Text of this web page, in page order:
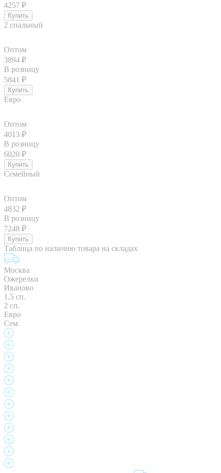
4257 ₽
2 спальный
Оптом
3894 ₽
В розницу
5841 ₽
Евро
Оптом
4013 ₽
В розницу
6020 ₽
Семейный
Оптом
4832 ₽
В розницу
7248 ₽
Таблица по наличию товара на складах
Москва
Ожерелки
Иваново
1,5 сп.
2 сп.
Евро
Сем.